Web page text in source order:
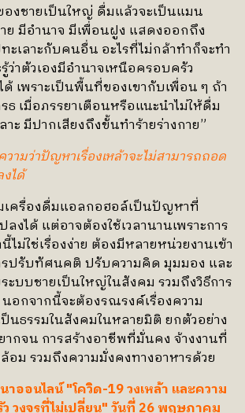
งชายเป็นใหญ่ ดื่มแล้วจะเป็นแมน
ย มีอำนาจ มีเพื่อนฝูง แสดงออกถึง
ะเลาะกับคนอื่น อะไรที่ไม่กล้าทำก็จะทำ
าตัวเองมีอำนาจเหนือครอบครัว
ด้ เพราะเป็นพื้นที่ของเขากับเพื่อน ๆ ถ้า
ธ เมื่อภรรยาเตือนหรือแนะนำไม่ให้ดื่ม
าะ มีปากเสียงถึงขั้นทำร้ายร่างกาย”
ามว่าปัญหาเรื่องเหล้าจะไม่สามารถถอด
ได้
ครื่องดื่มแอลกอฮอล์เป็นปัญหาที่
งได้ แต่อาจต้องใช้เวลานานเพราะการ
ม่ใช่เรื่องง่าย ต้องมีหลายหน่วยงานเข้า
รปรับทัศนคติ ปรับความคิด มุมมอง และ
ะบบชายเป็นใหญ่ในสังคม รวมถึงวิธีการ
นอกจากนี้จะต้องรณรงค์เรื่องความ
นธรรมในสังคมในหลายมิติ ยกตัวอย่าง
กจน การสร้างอาชีพที่มั่นคง จ้างงานที่
อม รวมถึงความมั่งคงทางอาหารด้วย
นาออนไลน์ "โควิด-19 วงเหล้า และความ
วงจรที่ไม่เปลี่ยน" วันที่ 26 พฤษภาคม